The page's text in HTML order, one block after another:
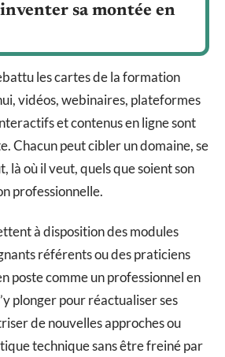
sa montée en
les cartes de la formation
vidéos, webinaires, plateformes
et contenus en ligne sont
Chacun peut cibler un domaine, se
là où il veut, quels que soient son
professionnelle.
à disposition des modules
référents ou des praticiens
poste comme un professionnel en
plonger pour réactualiser ses
de nouvelles approches ou
technique sans être freiné par